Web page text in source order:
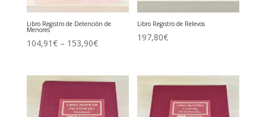
Libro Registro de Detención de
Menores
104,91€– 153,90€
Libro Registro de Relevos
197,80€